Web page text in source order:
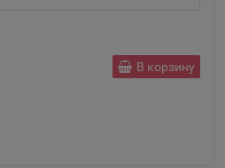
В корзину